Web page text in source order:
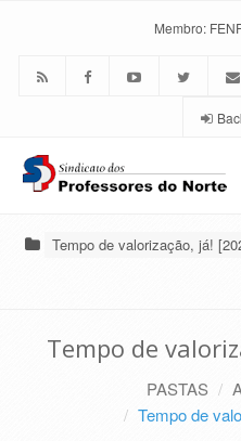
Membro:
Tempo de valorização, já!
Tempo de
PASTAS
Tempo de